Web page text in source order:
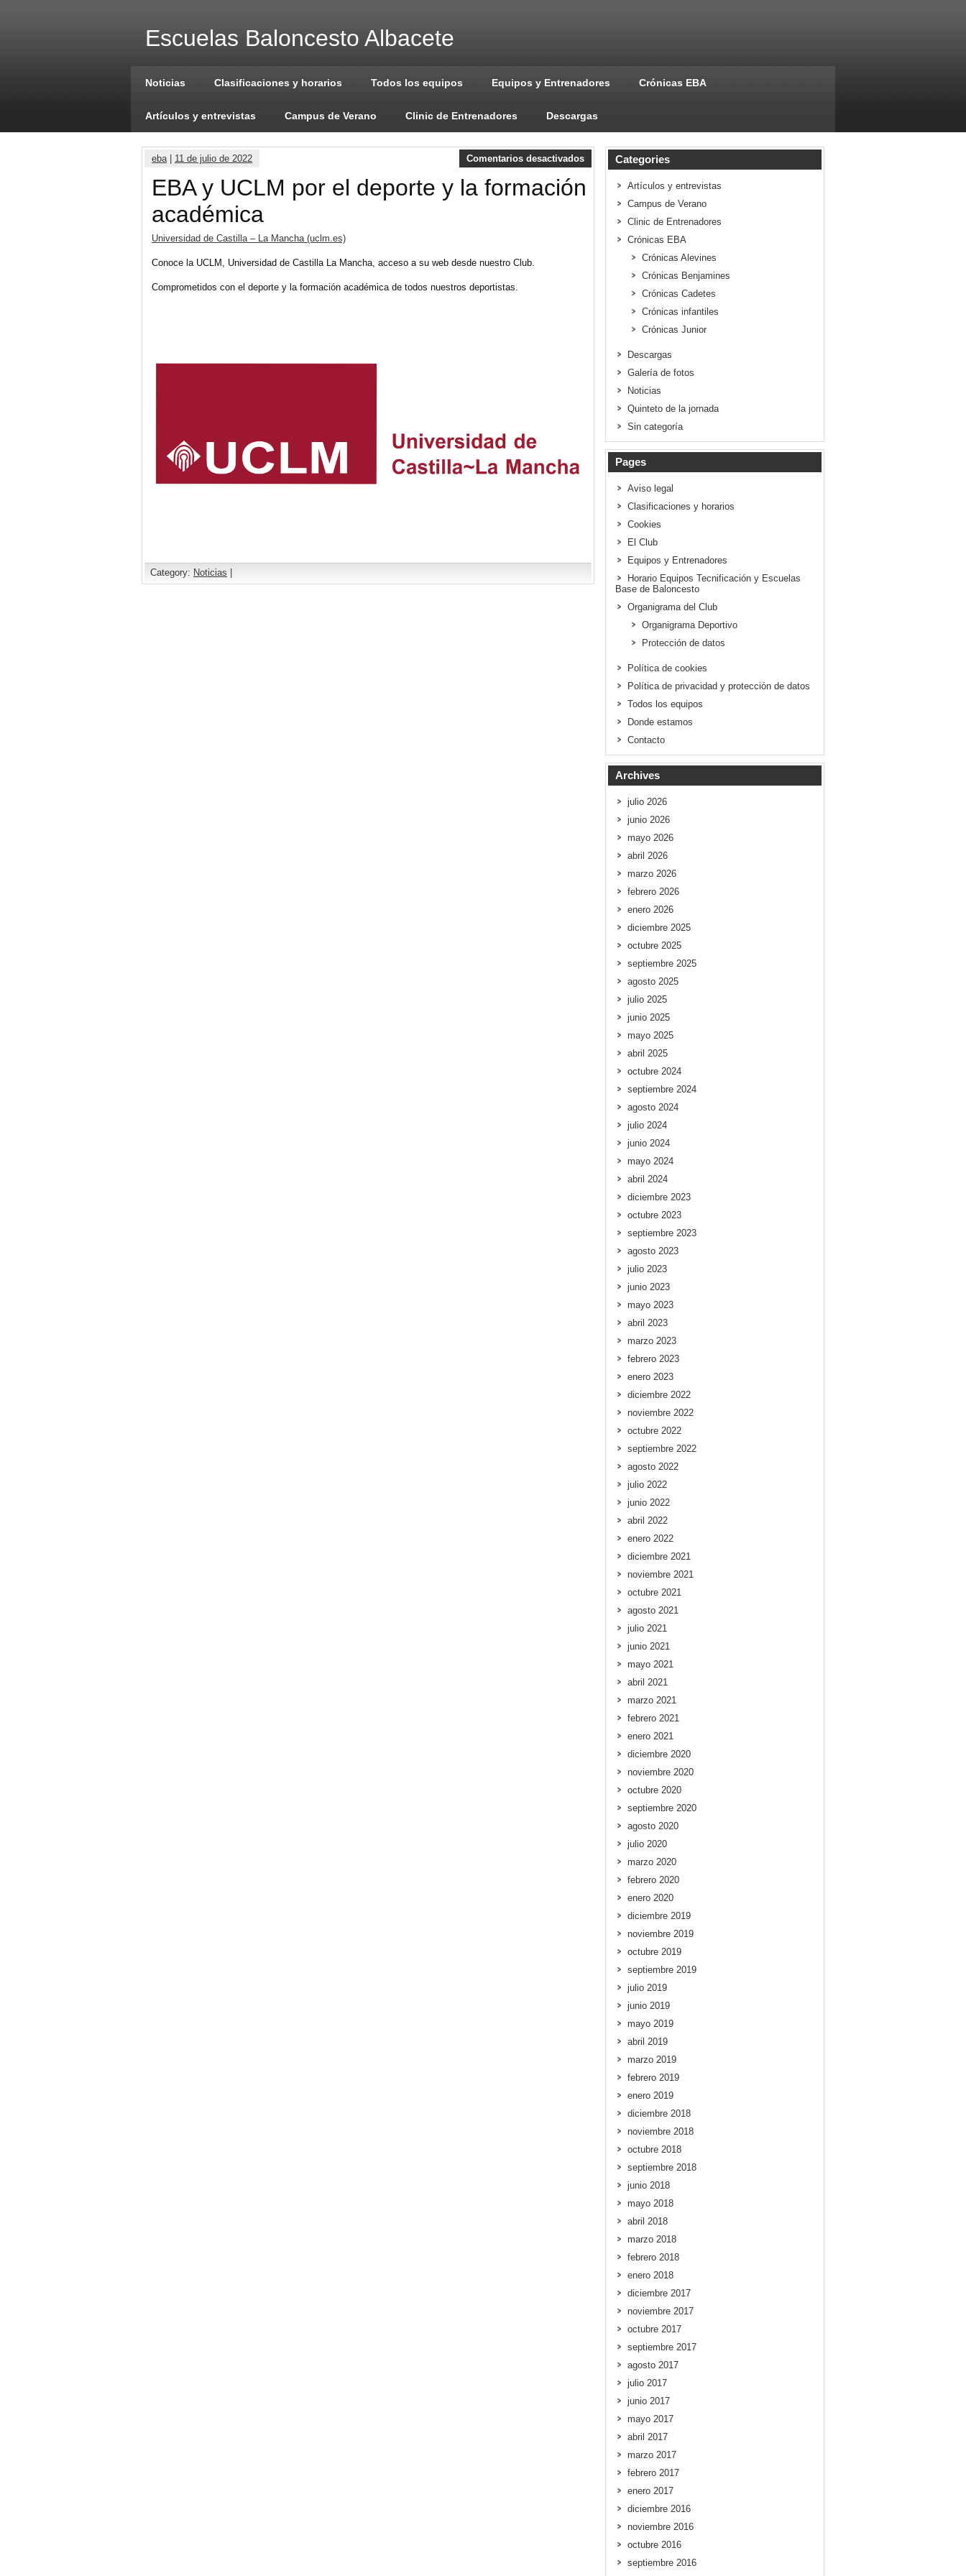
Escuelas Baloncesto Albacete
Noticias Clasificaciones y horarios Todos los equipos Equipos y Entrenadores Crónicas EBA
Artículos y entrevistas Campus de Verano Clinic de Entrenadores Descargas
eba| 11 de julio de 2022 Comentarios desactivados
EBA y UCLM por el deporte y la formación
académica
Universidad de Castilla – La Mancha (uclm.es)
Conoce la UCLM, Universidad de Castilla La Mancha, acceso a su web desde nuestro Club.
Comprometidos con el deporte y la formación académica de todos nuestros deportistas.
Category: Noticias |
Categories
Artículos y entrevistas
Campus de Verano
Clinic de Entrenadores
Crónicas EBA
Crónicas Alevines
Crónicas Benjamines
Crónicas Cadetes
Crónicas infantiles
Crónicas Junior
Descargas
Galería de fotos
Noticias
Quinteto de la jornada
Sin categoría
Pages
Aviso legal
Clasificaciones y horarios
Cookies
El Club
Equipos y Entrenadores
Horario Equipos Tecnificación y Escuelas
Base de Baloncesto
Organigrama del Club
Organigrama Deportivo
Protección de datos
Política de cookies
Política de privacidad y protección de datos
Todos los equipos
Donde estamos
Contacto
Archives
julio 2026
junio 2026
mayo 2026
abril 2026
marzo 2026
febrero 2026
enero 2026
diciembre 2025
octubre 2025
septiembre 2025
agosto 2025
julio 2025
junio 2025
mayo 2025
abril 2025
octubre 2024
septiembre 2024
agosto 2024
julio 2024
junio 2024
mayo 2024
abril 2024
diciembre 2023
octubre 2023
septiembre 2023
agosto 2023
julio 2023
junio 2023
mayo 2023
abril 2023
marzo 2023
febrero 2023
enero 2023
diciembre 2022
noviembre 2022
octubre 2022
septiembre 2022
agosto 2022
julio 2022
junio 2022
abril 2022
enero 2022
diciembre 2021
noviembre 2021
octubre 2021
agosto 2021
julio 2021
junio 2021
mayo 2021
abril 2021
marzo 2021
febrero 2021
enero 2021
diciembre 2020
noviembre 2020
octubre 2020
septiembre 2020
agosto 2020
julio 2020
marzo 2020
febrero 2020
enero 2020
diciembre 2019
noviembre 2019
octubre 2019
septiembre 2019
julio 2019
junio 2019
mayo 2019
abril 2019
marzo 2019
febrero 2019
enero 2019
diciembre 2018
noviembre 2018
octubre 2018
septiembre 2018
junio 2018
mayo 2018
abril 2018
marzo 2018
febrero 2018
enero 2018
diciembre 2017
noviembre 2017
octubre 2017
septiembre 2017
agosto 2017
julio 2017
junio 2017
mayo 2017
abril 2017
marzo 2017
febrero 2017
enero 2017
diciembre 2016
noviembre 2016
octubre 2016
septiembre 2016